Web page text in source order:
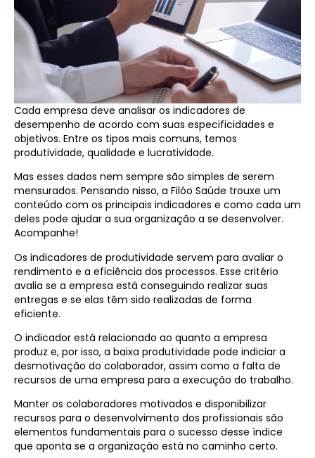
Cada empresa deve analisar os indicadores de
desempenho de acordo com suas especificidades e
objetivos. Entre os tipos mais comuns, temos
produtividade, qualidade e lucratividade.
Mas esses dados nem sempre são simples de serem
mensurados. Pensando nisso, a Filóo Saúde trouxe um
conteúdo com os principais indicadores e como cada um
deles pode ajudar a sua organização a se desenvolver.
Acompanhe!
Os indicadores de produtividade servem para avaliar o
rendimento e a eficiência dos processos. Esse critério
avalia se a empresa está conseguindo realizar suas
entregas e se elas têm sido realizadas de forma
eficiente.
O indicador está relacionado ao quanto a empresa
produz e, por isso, a baixa produtividade pode indiciar a
desmotivação do colaborador, assim como a falta de
recursos de uma empresa para a execução do trabalho.
Manter os colaboradores motivados e disponibilizar
recursos para o desenvolvimento dos profissionais são
elementos fundamentais para o sucesso desse índice
que aponta se a organização está no caminho certo.